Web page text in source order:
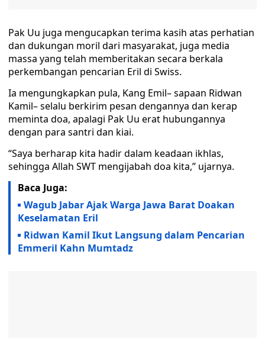
Pak Uu juga mengucapkan terima kasih atas perhatian
dan dukungan moril dari masyarakat, juga media
massa yang telah memberitakan secara berkala
perkembangan pencarian Eril di Swiss.
Ia mengungkapkan pula, Kang Emil– sapaan Ridwan
Kamil– selalu berkirim pesan dengannya dan kerap
meminta doa, apalagi Pak Uu erat hubungannya
dengan para santri dan kiai.
“Saya berharap kita hadir dalam keadaan ikhlas,
sehingga Allah SWT mengijabah doa kita,” ujarnya.
Baca Juga:
Wagub Jabar Ajak Warga Jawa Barat Doakan
Keselamatan Eril
Ridwan Kamil Ikut Langsung dalam Pencarian
Emmeril Kahn Mumtadz